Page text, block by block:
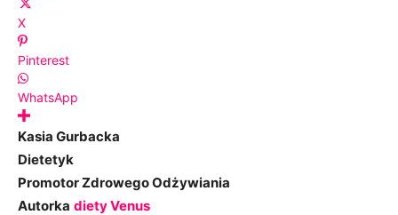
X
Pinterest
WhatsApp
Kasia Gurbacka
Dietetyk
Promotor Zdrowego Odżywiania
Autorka diety Venus